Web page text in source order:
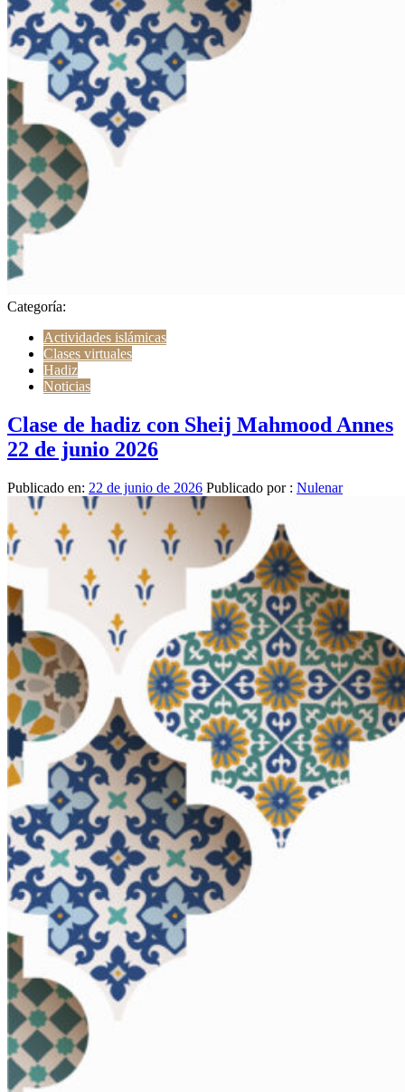
Categoría:
Actividades islámicas
Clases virtuales
Hadiz
Noticias
Clase de hadiz con Sheij Mahmood Annes
22 de junio 2026
Publicado en: 22 de junio de 2026 Publicado por : Nulenar